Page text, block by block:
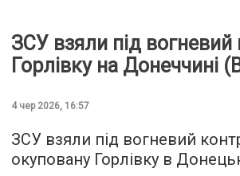
ЗСУ взяли під вогневий
Горлівку на Донеччині
4 чер 2026, 16:57
ЗСУ взяли під вогневий
окуповану Горлівку в